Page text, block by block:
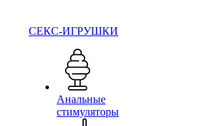
СЕКС-ИГРУШКИ
Анальные
стимуляторы